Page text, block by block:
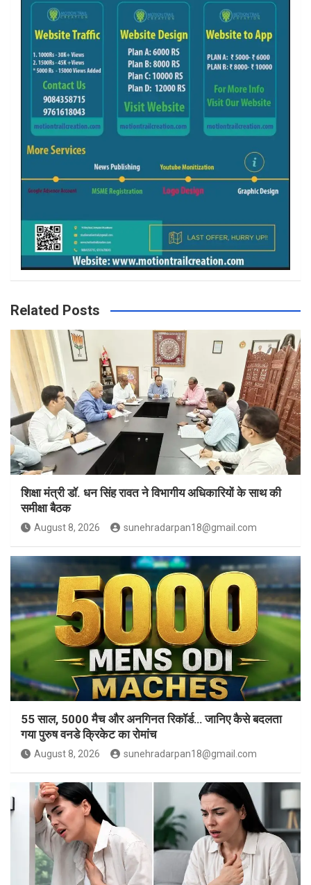
Related Posts
शिक्षा मंत्री डॉ. धन सिंह रावत ने विभागीय अधिकारियों के साथ की
समीक्षा बैठक
August 8, 2026 sunehradarpan18@gmail.com
55 साल, 5000 मैच और अनगिनत रिकॉर्ड… जानिए कैसे बदलता
गया पुरुष वनडे क्रिकेट का रोमांच
August 8, 2026 sunehradarpan18@gmail.com